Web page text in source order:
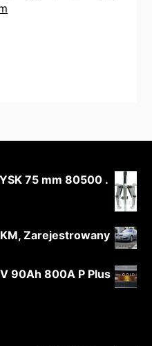
75 mm 80500 .
Zarejestrowany
90Ah 800A P Plus